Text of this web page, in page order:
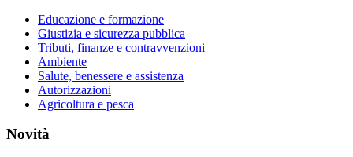
Educazione e formazione
Giustizia e sicurezza pubblica
Tributi, finanze e contravvenzioni
Ambiente
Salute, benessere e assistenza
Autorizzazioni
Agricoltura e pesca
Novità